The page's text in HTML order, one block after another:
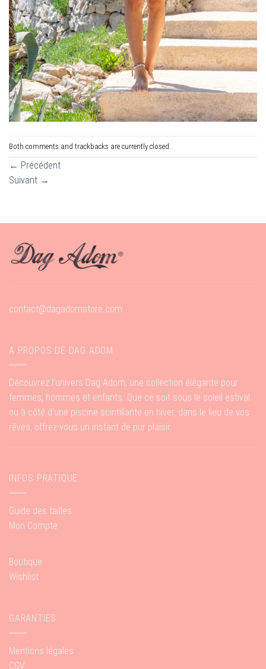
Both comments and trackbacks are currently closed.
← Précédent
Suivant →
contact@dagadomstore.com
A PROPOS DE DAG ADOM
Découvrez l’univers Dag Adom, une collection élégante pour
femmes, hommes et enfants. Que ce soit sous le soleil estival
ou à côté d’une piscine scintillante en hiver, dans le lieu de vos
rêves, offrez-vous un instant de pur plaisir.
INFOS PRATIQUE
Guide des tailles
Mon Compte
Boutique
Wishlist
GARANTIES
Mentions légales
CGV